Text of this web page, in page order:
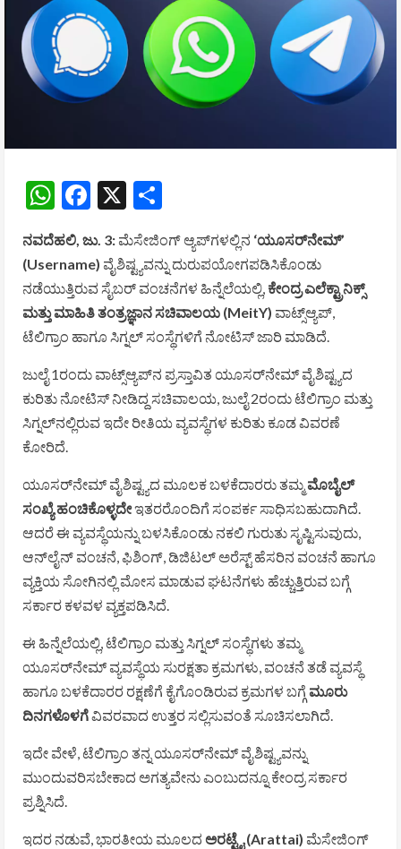
WhatsApp
Facebook
X
ನವದೆಹಲಿ, ಜು. 3: ಮೆಸೇಜಿಂಗ್‌ ಆ್ಯಪ್‌ಗಳಲ್ಲಿನ ‘ಯೂಸರ್‌ನೇಮ್’
(Username) ವೈಶಿಷ್ಟ್ಯವನ್ನು ದುರುಪಯೋಗಪಡಿಸಿಕೊಂಡು
ನಡೆಯುತ್ತಿರುವ ಸೈಬರ್ ವಂಚನೆಗಳ ಹಿನ್ನೆಲೆಯಲ್ಲಿ, ಕೇಂದ್ರ ಎಲೆಕ್ಟ್ರಾನಿಕ್ಸ್
ಮತ್ತು ಮಾಹಿತಿ ತಂತ್ರಜ್ಞಾನ ಸಚಿವಾಲಯ (MeitY) ವಾಟ್ಸ್‌ಆ್ಯಪ್‌,
ಟೆಲಿಗ್ರಾಂ ಹಾಗೂ ಸಿಗ್ನಲ್‌ ಸಂಸ್ಥೆಗಳಿಗೆ ನೋಟಿಸ್‌ ಜಾರಿ ಮಾಡಿದೆ.
ಜುಲೈ 1ರಂದು ವಾಟ್ಸ್‌ಆ್ಯಪ್‌ನ ಪ್ರಸ್ತಾವಿತ ಯೂಸರ್‌ನೇಮ್‌ ವೈಶಿಷ್ಟ್ಯದ
ಕುರಿತು ನೋಟಿಸ್‌ ನೀಡಿದ್ದ ಸಚಿವಾಲಯ, ಜುಲೈ 2ರಂದು ಟೆಲಿಗ್ರಾಂ ಮತ್ತು
ಸಿಗ್ನಲ್‌ನಲ್ಲಿರುವ ಇದೇ ರೀತಿಯ ವ್ಯವಸ್ಥೆಗಳ ಕುರಿತು ಕೂಡ ವಿವರಣೆ
ಕೋರಿದೆ.
ಯೂಸರ್‌ನೇಮ್‌ ವೈಶಿಷ್ಟ್ಯದ ಮೂಲಕ ಬಳಕೆದಾರರು ತಮ್ಮಮೊಬೈಲ್‌
ಸಂಖ್ಯೆ ಹಂಚಿಕೊಳ್ಳದೇಇತರರೊಂದಿಗೆ ಸಂಪರ್ಕ ಸಾಧಿಸಬಹುದಾಗಿದೆ.
ಆದರೆ ಈ ವ್ಯವಸ್ಥೆಯನ್ನು ಬಳಸಿಕೊಂಡು ನಕಲಿ ಗುರುತು ಸೃಷ್ಟಿಸುವುದು,
ಆನ್‌ಲೈನ್ ವಂಚನೆ, ಫಿಶಿಂಗ್‌, ಡಿಜಿಟಲ್ ಅರೆಸ್ಟ್‌ ಹೆಸರಿನ ವಂಚನೆ ಹಾಗೂ
ವ್ಯಕ್ತಿಯ ಸೋಗಿನಲ್ಲಿ ಮೋಸ ಮಾಡುವ ಘಟನೆಗಳು ಹೆಚ್ಚುತ್ತಿರುವ ಬಗ್ಗೆ
ಸರ್ಕಾರ ಕಳವಳ ವ್ಯಕ್ತಪಡಿಸಿದೆ.
ಈ ಹಿನ್ನೆಲೆಯಲ್ಲಿ, ಟೆಲಿಗ್ರಾಂ ಮತ್ತು ಸಿಗ್ನಲ್ ಸಂಸ್ಥೆಗಳು ತಮ್ಮ
ಯೂಸರ್‌ನೇಮ್‌ ವ್ಯವಸ್ಥೆಯ ಸುರಕ್ಷತಾ ಕ್ರಮಗಳು, ವಂಚನೆ ತಡೆ ವ್ಯವಸ್ಥೆ
ಹಾಗೂ ಬಳಕೆದಾರರ ರಕ್ಷಣೆಗೆ ಕೈಗೊಂಡಿರುವ ಕ್ರಮಗಳ ಬಗ್ಗೆ ಮೂರು
ದಿನಗಳೊಳಗೆವಿವರವಾದ ಉತ್ತರ ಸಲ್ಲಿಸುವಂತೆ ಸೂಚಿಸಲಾಗಿದೆ.
ಇದೇ ವೇಳೆ, ಟೆಲಿಗ್ರಾಂ ತನ್ನ ಯೂಸರ್‌ನೇಮ್‌ ವೈಶಿಷ್ಟ್ಯವನ್ನು
ಮುಂದುವರಿಸಬೇಕಾದ ಅಗತ್ಯವೇನು ಎಂಬುದನ್ನೂ ಕೇಂದ್ರ ಸರ್ಕಾರ
ಪ್ರಶ್ನಿಸಿದೆ.
ಇದರ ನಡುವೆ, ಭಾರತೀಯ ಮೂಲದ ಅರಟ್ಟೈ (Arattai) ಮೆಸೇಜಿಂಗ್‌